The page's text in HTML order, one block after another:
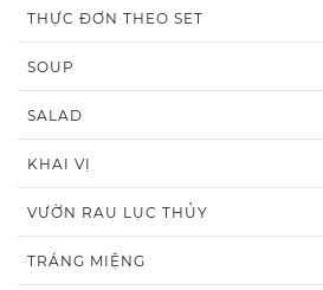
THỰC ĐƠN THEO SET
SOUP
SALAD
KHAI VỊ
VƯỜN RAU LỤC THỦY
TRÁNG MIỆNG